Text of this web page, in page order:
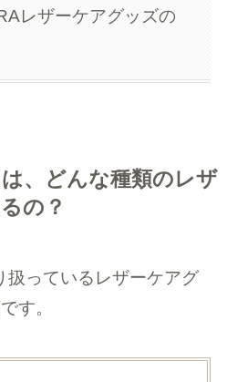
レザーケアグッズの
、どんな種類のレザ
の？
扱っているレザーケアグ
す。